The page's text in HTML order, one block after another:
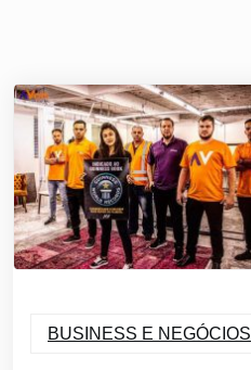
BUSINESS E NEGÓCIOS